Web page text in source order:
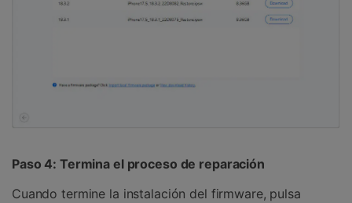
Paso 4: Termina el proceso de reparación
Cuando termine la instalación del firmware, pulsa